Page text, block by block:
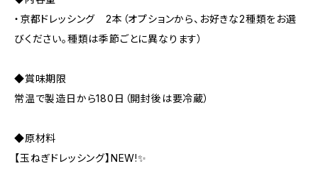
・京都ドレッシング 2本（オプションから、お好きな2種類をお選
びください。種類は季節ごとに異なります）
◆賞味期限
常温で製造日から180日（開封後は要冷蔵）
◆原材料
【玉ねぎドレッシング】NEW!✨